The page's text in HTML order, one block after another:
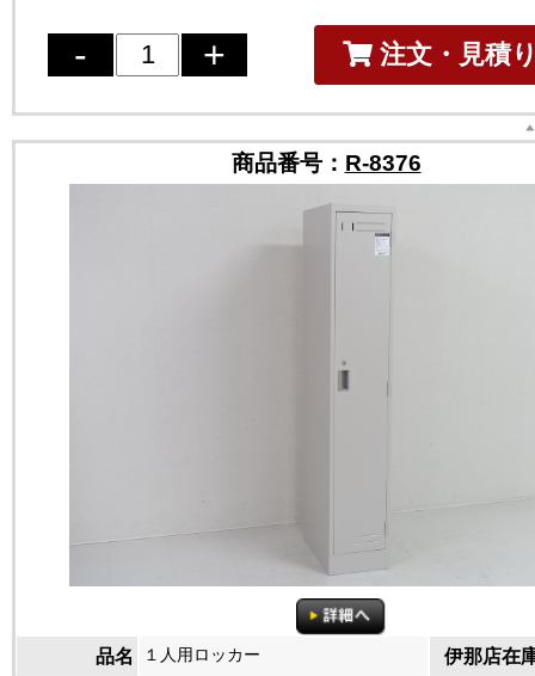
注文・見積
商品番号： R-8376
品名 １人用ロッカー 伊那店在